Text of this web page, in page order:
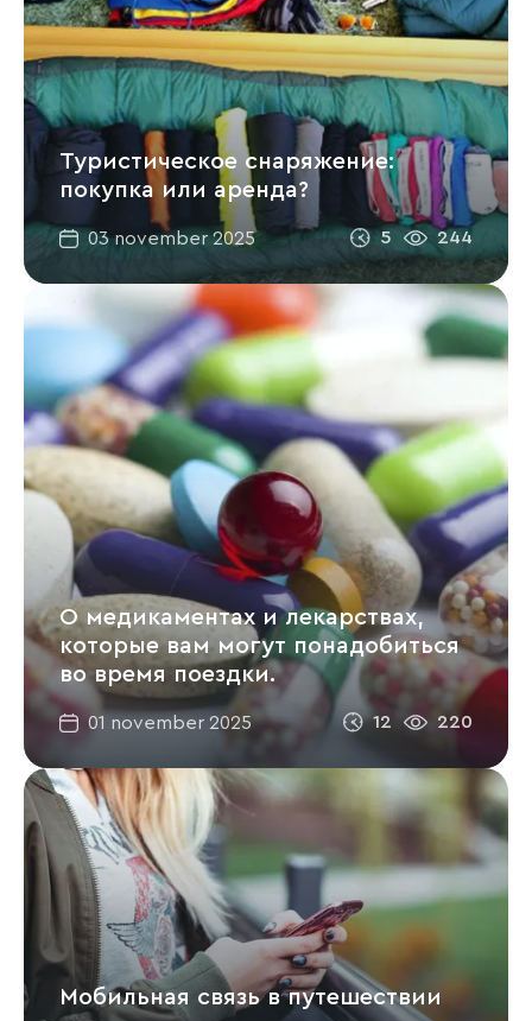
Туристическое снаряжение:
покупка или аренда?
03 november 2025 5 244
О медикаментах и лекарствах,
которые вам могут понадобиться
во время поездки.
01 november 2025 12 220
Мобильная связь в путешествии